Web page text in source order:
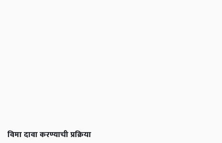
विमा दावा करण्याची प्रक्रिया